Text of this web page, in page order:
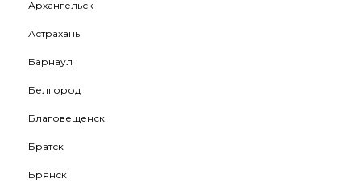
Архангельск
Астрахань
Барнаул
Белгород
Благовещенск
Братск
Брянск